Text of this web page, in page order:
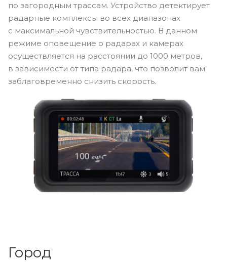
по загородным трассам. Устройство детектирует
радарные комплексы во всех диапазонах
с максимальной чувствительностью. В данном
режиме оповещение о радарах и камерах
осуществляется на расстоянии до 1000 метров,
в зависимости от типа радара, что позволит вам
заблаговременно снизить скорость.
Город